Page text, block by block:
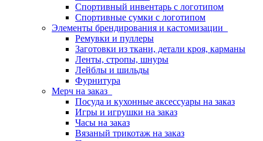
Спортивный инвентарь с логотипом
Спортивные сумки с логотипом
Элементы брендирования и кастомизации
Ремувки и пуллеры
Заготовки из ткани, детали кроя, карманы
Ленты, стропы, шнуры
Лейблы и шильды
Фурнитура
Мерч на заказ
Посуда и кухонные аксессуары на заказ
Игры и игрушки на заказ
Часы на заказ
Вязаный трикотаж на заказ